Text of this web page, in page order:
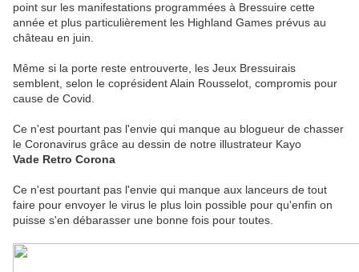
point sur les manifestations programmées à Bressuire cette
année et plus particulièrement les Highland Games prévus au
château en juin.
Même si la porte reste entrouverte, les Jeux Bressuirais
semblent, selon le coprésident Alain Rousselot, compromis pour
cause de Covid.
Ce n'est pourtant pas l'envie qui manque au blogueur de chasser
le Coronavirus grâce au dessin de notre illustrateur Kayo
Vade Retro Corona
Ce n'est pourtant pas l'envie qui manque aux lanceurs de tout
faire pour envoyer le virus le plus loin possible pour qu'enfin on
puisse s'en débarasser une bonne fois pour toutes.